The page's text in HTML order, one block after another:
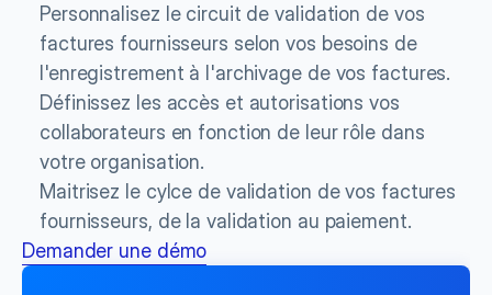
Définissez les accès et autorisations vos
collaborateurs en fonction de leur rôle dans
votre organisation.
Personnalisez le circuit de validation de vos
factures fournisseurs selon vos besoins de
l'enregistrement à l'archivage de vos factures.
Maitrisez le cylce de validation de vos factures
fournisseurs, de la validation au paiement.
Demander une démo